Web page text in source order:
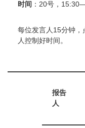
时间 ：20号，
每位发言人15分钟
人控制好时间。
报告
人